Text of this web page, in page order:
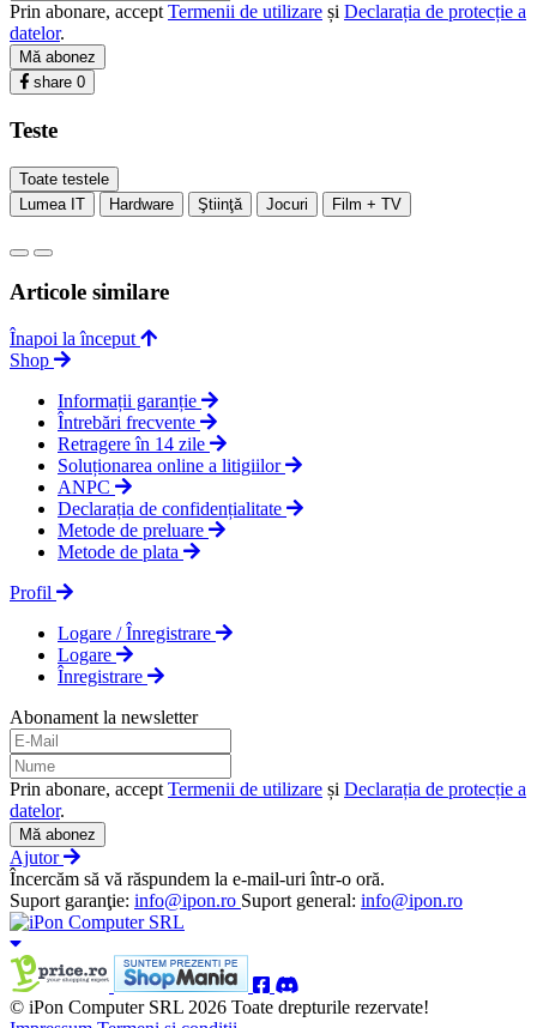
Prin abonare, accept Termenii de utilizare și Declarația de protecție a
datelor.
Mă abonez
share 0
Teste
Toate testele
Lumea IT
Hardware Ştiinţă Jocuri Film + TV
Articole similare
Înapoi la început
Shop
Informații garanție
Întrebări frecvente
Retragere în 14 zile
Soluționarea online a litigiilor
ANPC
Declarația de confidențialitate
Metode de preluare
Metode de plata
Profil
Logare / Înregistrare
Logare
Înregistrare
Abonament la newsletter
Prin abonare, accept Termenii de utilizare și Declarația de protecție a
datelor.
Mă abonez
Ajutor
Încercăm să vă răspundem la e-mail-uri într-o oră.
Suport garanţie: info@ipon.ro Suport general: info@ipon.ro
© iPon Computer SRL 2026 Toate drepturile rezervate!